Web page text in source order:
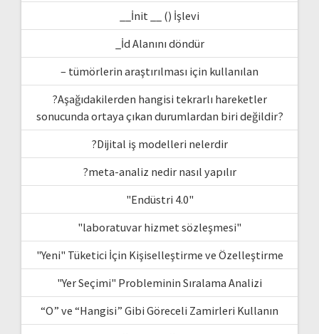
__İnit __ () İşlevi
_İd Alanını döndür
– tümörlerin araştırılması için kullanılan
?Aşağıdakilerden hangisi tekrarlı hareketler
sonucunda ortaya çıkan durumlardan biri değildir?
?Dijital iş modelleri nelerdir
?meta-analiz nedir nasıl yapılır
"Endüstri 4.0"
"laboratuvar hizmet sözleşmesi"
"Yeni" Tüketici İçin Kişiselleştirme ve Özelleştirme
"Yer Seçimi" Probleminin Sıralama Analizi
“O” ve “Hangisi” Gibi Göreceli Zamirleri Kullanın